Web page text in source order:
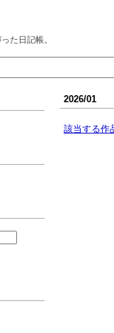
た日記帳。
2026/01
該当する作